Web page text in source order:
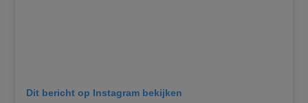
Dit bericht op Instagram bekijken